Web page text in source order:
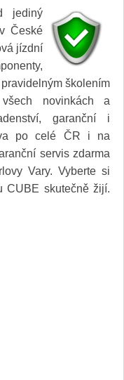
jediný
České
jízdní
školením
novinkách a
garanční i
po celé ČR i na
servis zdarma
Vary. Vyberte si
CUBE skutečně žijí.